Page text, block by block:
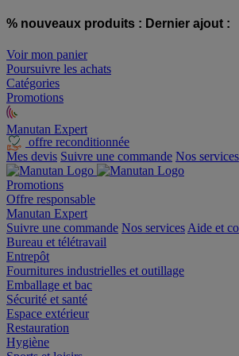
% nouveaux produits : Dernier ajout :
Voir mon panier
Poursuivre les achats
Catégories
Promotions
Manutan Expert
offre reconditionnée
Mes devis Suivre une commande Nos services
Promotions
Offre responsable
Manutan Expert
Suivre une commande Nos services Aide et
Bureau et télétravail
Entrepôt
Fournitures industrielles et outillage
Emballage et bac
Sécurité et santé
Espace extérieur
Restauration
Hygiène